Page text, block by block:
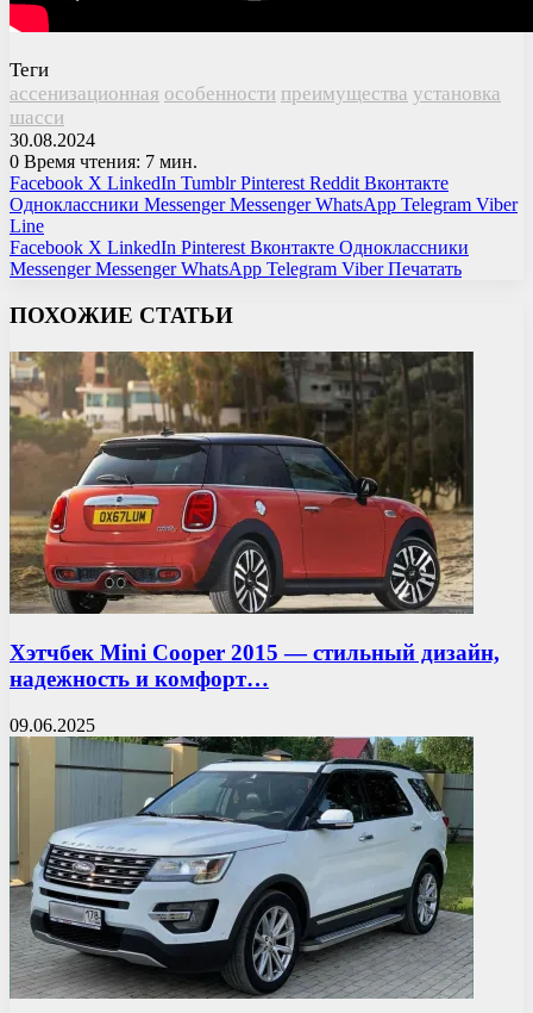
Теги
ассенизационная особенности преимущества установка
шасси
30.08.2024
0 Время чтения: 7 мин.
Facebook X LinkedIn Tumblr Pinterest Reddit Вконтакте
Одноклассники Messenger Messenger WhatsApp Telegram Viber
Line
Facebook X LinkedIn Pinterest Вконтакте Одноклассники
Messenger Messenger WhatsApp Telegram Viber Печатать
ПОХОЖИЕ СТАТЬИ
Хэтчбек Mini Cooper 2015 — стильный дизайн,
надежность и комфорт…
09.06.2025